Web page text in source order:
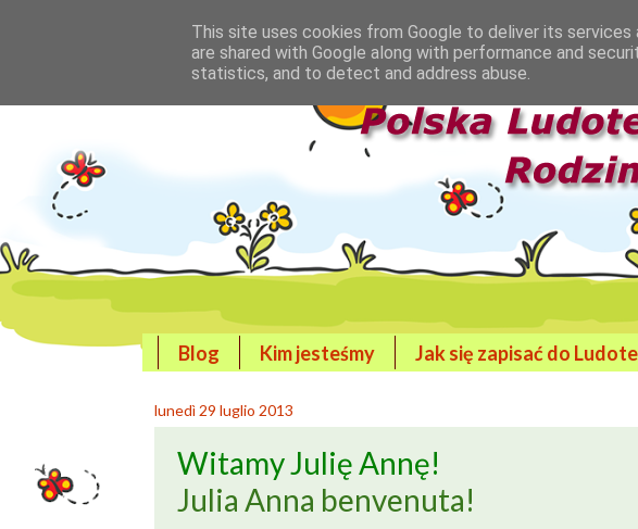
Blog Kim jesteśmy Jak się zapisać do
lunedì 29 luglio 2013
Witamy Julię Annę!
Julia Anna benvenuta!
This site uses cookies from Google to deliver its
are shared with Google along with performance and
statistics, and to detect and address abuse.